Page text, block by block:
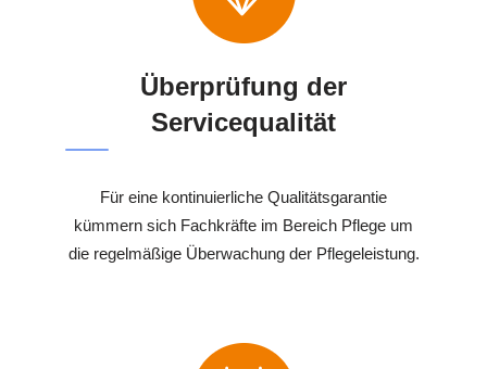
Überprüfung der
Servicequalität
Für eine kontinuierliche Qualitätsgarantie
kümmern sich Fachkräfte im Bereich Pflege um
die regelmäßige Überwachung der Pflegeleistung.